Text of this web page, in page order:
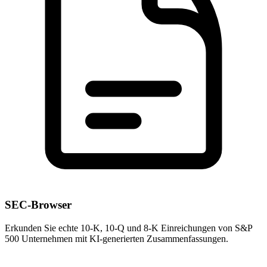
SEC-Browser
Erkunden Sie echte 10-K, 10-Q und 8-K Einreichungen von S&P
500 Unternehmen mit KI-generierten Zusammenfassungen.